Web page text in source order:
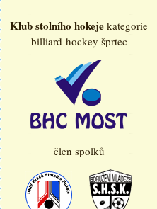
Klub stolního hokeje kategorie
billiard-hockey šprtec
člen spolků